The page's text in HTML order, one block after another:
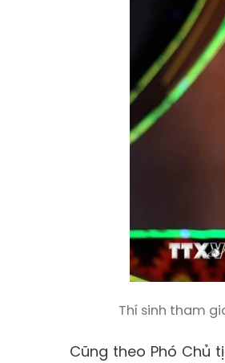
Thí sinh tham
Cũng theo Phó Chủ